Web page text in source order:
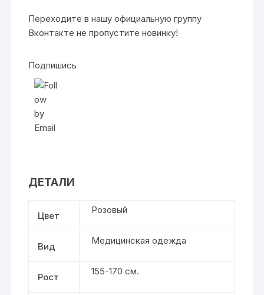
Переходите в нашу официальную группу
Вконтакте не пропустите новинку!
Подпишись
ДЕТАЛИ
Цвет
Розовый
Вид
Медицинская одежда
Рост
155-170 см.